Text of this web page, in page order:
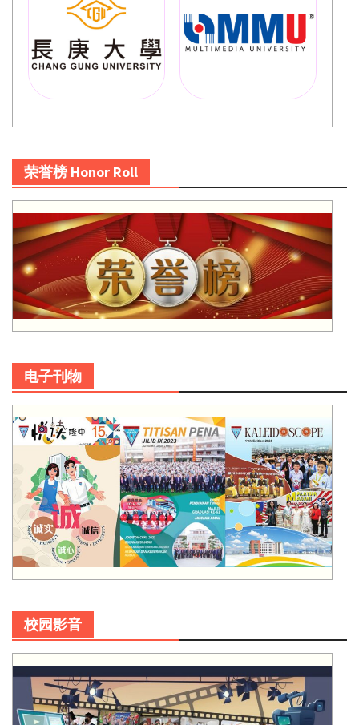
荣誉榜 Honor Roll
电子刊物
校园影音